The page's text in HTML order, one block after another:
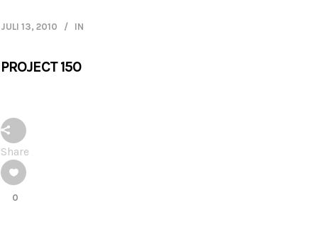
JULI 13, 2010 IN
PROJECT 150
Share
0